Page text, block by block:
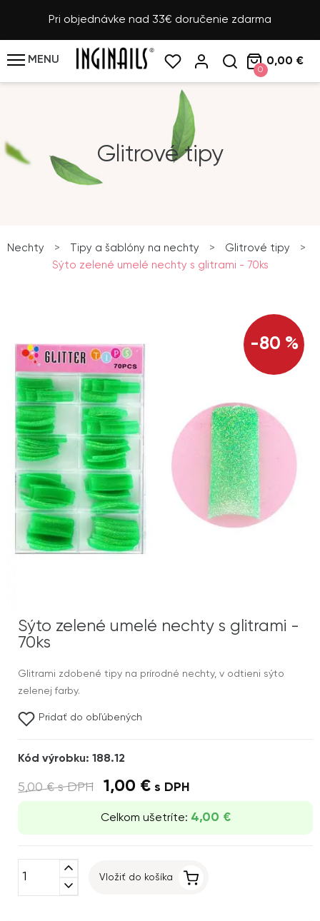
Pri objednávke nad 33€ doručenie zdarma
MENU
0
0,00 €
Glitrové tipy
Nechty > Tipy a šablóny na nechty > Glitrové tipy
>
Sýto zelené umelé nechty s glitrami - 70ks
-80 %
Sýto zelené umelé nechty s glitrami -
70ks
Glitrami zdobené tipy na prírodné nechty, v odtieni sýto
zelenej farby.
Pridať do obľúbených
Kód výrobku: 188.12
5,00 €s DPH 1,00 € s DPH
Celkom ušetríte: 4,00 €
expand_less
expand_more
Vložiť do košíka